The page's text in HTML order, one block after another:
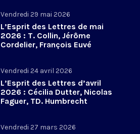
Vendredi 29 mai 2026
L’Esprit des Lettres de mai
2026 : T. Collin, Jérôme
Cordelier, François Euvé
Vendredi 24 avril 2026
L’Esprit des Lettres d’avril
2026 : Cécilia Dutter, Nicolas
Faguer, TD. Humbrecht
Vendredi 27 mars 2026